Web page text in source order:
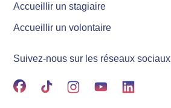
Accueillir un stagiaire
Accueillir un volontaire
Suivez-nous sur les réseaux sociaux